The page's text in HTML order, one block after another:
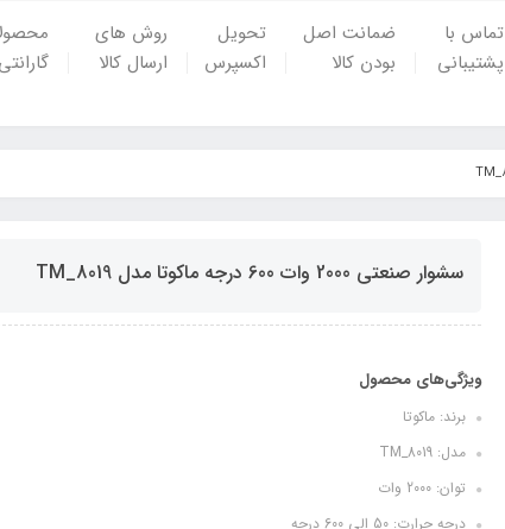
تماس با
پشتیبانی
ضمانت اصل
بودن کالا
تحویل
اکسپرس
روش های
ارسال کالا
گارانتی
سشوار صنعتی 2000 وات 600 درجه ماکوتا مدل TM_8019
ویژگی‌های محصول
برند: ماکوتا
مدل: TM_8019
توان: 2000 وات
درجه حرارت: 50 الی 600 درجه